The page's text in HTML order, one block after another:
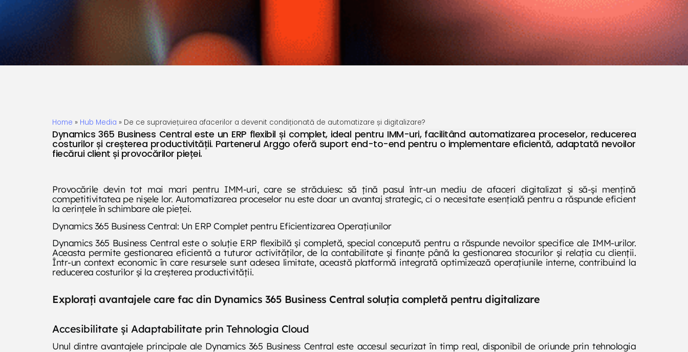
Home » Hub Media » De ce supraviețuirea afacerilor a devenit condiționată de automatizare și digitalizare?
Dynamics 365 Business Central este un ERP flexibil și complet, ideal pentru IMM-uri, facilitând automatizarea proceselor, reducerea
costurilor și creșterea productivității. Partenerul Arggo oferă suport end-to-end pentru o implementare eficientă, adaptată nevoilor
fiecărui client și provocărilor pieței.
Provocările devin tot mai mari pentru IMM-uri, care se străduiesc să țină pasul într-un mediu de afaceri digitalizat și să-și mențină
competitivitatea pe nișele lor. Automatizarea proceselor nu este doar un avantaj strategic, ci o necesitate esențială pentru a răspunde eficient
la cerințele în schimbare ale pieței.
Dynamics 365 Business Central: Un ERP Complet pentru Eficientizarea Operațiunilor
Dynamics 365 Business Central este o soluție ERP flexibilă și completă, special concepută pentru a răspunde nevoilor specifice ale IMM-urilor.
Aceasta permite gestionarea eficientă a tuturor activităților, de la contabilitate și finanțe până la gestionarea stocurilor și relația cu clienții.
Într-un context economic în care resursele sunt adesea limitate, această platformă integrată optimizează operațiunile interne, contribuind la
reducerea costurilor și la creșterea productivității.
Explorați avantajele care fac din Dynamics 365 Business Central soluția completă pentru digitalizare
Accesibilitate și Adaptabilitate prin Tehnologia Cloud
Unul dintre avantajele principale ale Dynamics 365 Business Central este accesul securizat în timp real, disponibil de oriunde prin tehnologia